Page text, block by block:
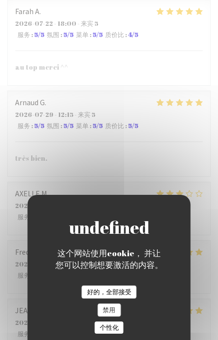
这个网站使用cookie， 并让
您可以控制想要激活的内容。
好的，全部接受
禁用
个性化
Farah A
2026-07-22 - 18:00 - 来宾 5
服务 :5/5 氛围 :5/5 菜单:5/5 质价比 :4/5
au top merci ^^
Arnaud G
2026-07-29 - 12:15 - 来宾 5
服务 :5/5 氛围 :5/5 菜单:5/5 质价比 :5/5
très bien.
AXELLEM
2026-07-22
服务
Frederic
2026-07-23
- 12:00 - 来宾 5
服务
JEAN PHILIPPE
2026-07-23
- 12:15 - 来宾 6
服务
5/5 质价比